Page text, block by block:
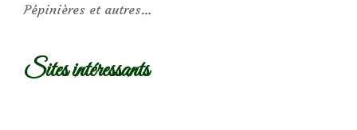
Pépinières et autres…
Sites intéressants